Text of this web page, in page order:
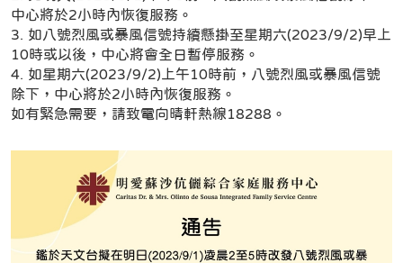
中心將於2小時內恢復服務。
3. 如八號烈風或暴風信號持續懸掛至星期六(2023/9/2)早上
10時或以後，中心將會全日暫停服務。
4. 如星期六(2023/9/2)上午10時前，八號烈風或暴風信號
除下，中心將於2小時內恢復服務。
如有緊急需要，請致電向晴軒熱線18288。